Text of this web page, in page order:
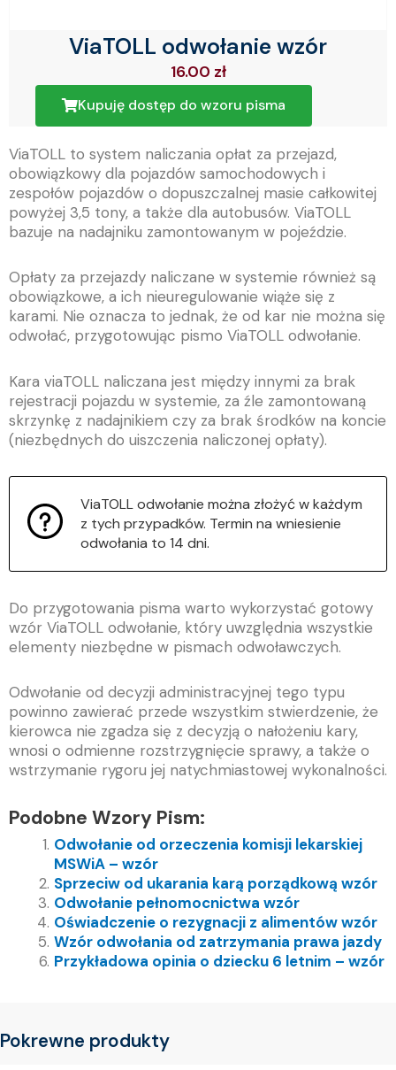
ViaTOLL odwołanie wzór
16.00 zł
Kupuję dostęp do wzoru pisma
ViaTOLL to system naliczania opłat za przejazd,
obowiązkowy dla pojazdów samochodowych i
zespołów pojazdów o dopuszczalnej masie całkowitej
powyżej 3,5 tony, a także dla autobusów. ViaTOLL
bazuje na nadajniku zamontowanym w pojeździe.
Opłaty za przejazdy naliczane w systemie również są
obowiązkowe, a ich nieuregulowanie wiąże się z
karami. Nie oznacza to jednak, że od kar nie można się
odwołać, przygotowując pismo ViaTOLL odwołanie.
Kara viaTOLL naliczana jest między innymi za brak
rejestracji pojazdu w systemie, za źle zamontowaną
skrzynkę z nadajnikiem czy za brak środków na koncie
(niezbędnych do uiszczenia naliczonej opłaty).
ViaTOLL odwołanie można złożyć w każdym
z tych przypadków. Termin na wniesienie
odwołania to 14 dni.
Do przygotowania pisma warto wykorzystać gotowy
wzór ViaTOLL odwołanie, który uwzględnia wszystkie
elementy niezbędne w pismach odwoławczych.
Odwołanie od decyzji administracyjnej tego typu
powinno zawierać przede wszystkim stwierdzenie, że
kierowca nie zgadza się z decyzją o nałożeniu kary,
wnosi o odmienne rozstrzygnięcie sprawy, a także o
wstrzymanie rygoru jej natychmiastowej wykonalności.
Podobne Wzory Pism:
Odwołanie od orzeczenia komisji lekarskiej
MSWiA – wzór
Sprzeciw od ukarania karą porządkową wzór
Odwołanie pełnomocnictwa wzór
Oświadczenie o rezygnacji z alimentów wzór
Wzór odwołania od zatrzymania prawa jazdy
Przykładowa opinia o dziecku 6 letnim – wzór
Pokrewne produkty